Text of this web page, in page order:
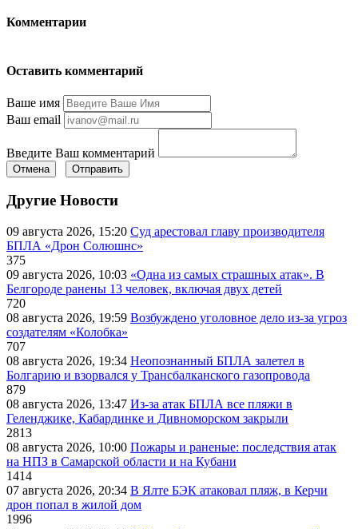
Комментарии
Оставить комментарий
Ваше имя
Ваш email
Введите Ваш комментарий
Отмена Отправить
Другие Новости
09 августа 2026, 15:20 Суд арестовал главу производителя
БПЛА «Дрон Солюшнс»
375
09 августа 2026, 10:03 «Одна из самых страшных атак». В
Белгороде ранены 13 человек, включая двух детей
720
08 августа 2026, 19:59 Возбуждено уголовное дело из-за угроз
создателям «Колобка»
707
08 августа 2026, 19:34 Неопознанный БПЛА залетел в
Болгарию и взорвался у Трансбалканского газопровода
879
08 августа 2026, 13:47 Из-за атак БПЛА все пляжи в
Геленджике, Кабардинке и Дивноморском закрыли
2813
08 августа 2026, 10:00 Пожары и раненые: последствия атак
на НПЗ в Самарской области и на Кубани
1414
07 августа 2026, 20:34 В Ялте БЭК атаковал пляж, в Керчи
дрон попал в жилой дом
1996